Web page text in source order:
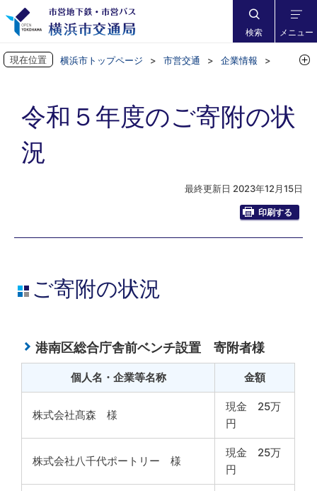
検索 メニュー
現在位置 横浜市トップページ 市営交通
企業情報
令和５年度のご寄附の状
況
最終更新日 2023年12月15日
印刷する
ご寄附の状況
港南区総合庁舎前ベンチ設置 寄附者様
個人名・企業等名称 金額
株式会社髙森 様
現金 25万
円
株式会社八千代ポートリー 様
現金 25万
円